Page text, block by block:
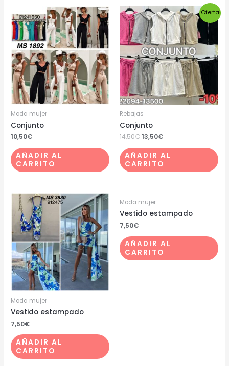
Moda mujer
Conjunto
10,50€
AÑADIR AL
CARRITO
¡Oferta!
Rebajas
Conjunto
14,50€13,50€
AÑADIR AL
CARRITO
Moda mujer
Vestido estampado
7,50€
AÑADIR AL
CARRITO
Moda mujer
Vestido estampado
7,50€
AÑADIR AL
CARRITO